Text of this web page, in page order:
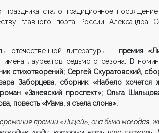
праздника стало традиционное
главного поэта России Александра
отечественной литературы – премия
имена лауреатов седьмого сезона. В
стихотворений; Сергей Скуратовский,
Заборцева, сборник «Набело хочется
«Заневский проспект»; Ольга
повесть «Мама, я съела слона».
премии «Лицей», она была молодая,